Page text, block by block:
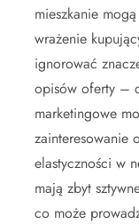
mieszkanie
wrażenie
ignorować
opisów oferty –
marketingowe
zainteresowanie
elastyczności w
mają zbyt
co może